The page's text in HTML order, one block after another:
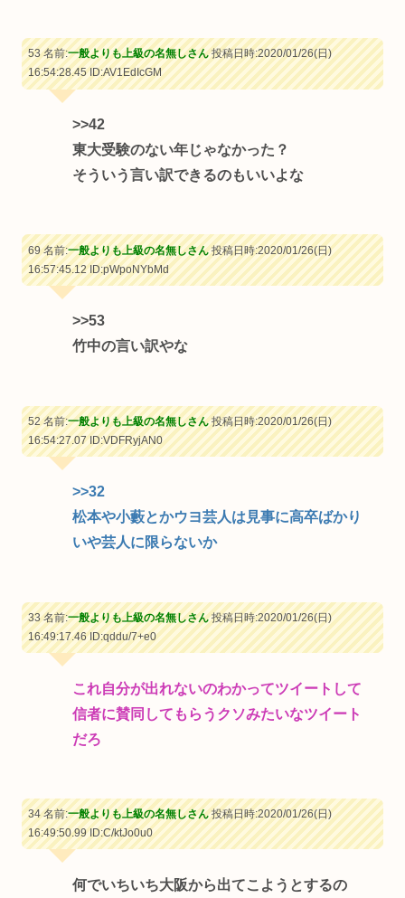
53 名前:一般よりも上級の名無しさん投稿日時:2020/01/26(日)
16:54:28.45ID:AV1EdIcGM
>>42
東大受験のない年じゃなかった？
そういう言い訳できるのもいいよな
69 名前:一般よりも上級の名無しさん投稿日時:2020/01/26(日)
16:57:45.12ID:pWpoNYbMd
>>53
竹中の言い訳やな
52 名前:一般よりも上級の名無しさん投稿日時:2020/01/26(日)
16:54:27.07ID:VDFRyjAN0
>>32
松本や小藪とかウヨ芸人は見事に高卒ばかり
いや芸人に限らないか
33 名前:一般よりも上級の名無しさん投稿日時:2020/01/26(日)
16:49:17.46ID:qddu/7+e0
これ自分が出れないのわかってツイートして
信者に賛同してもらうクソみたいなツイート
だろ
34 名前:一般よりも上級の名無しさん投稿日時:2020/01/26(日)
16:49:50.99ID:C/ktJo0u0
何でいちいち大阪から出てこようとするの